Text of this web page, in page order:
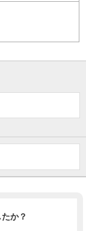
か？